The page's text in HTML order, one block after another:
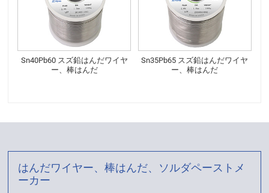
Sn40Pb60 スズ鉛はんだワイヤ
ー、棒はんだ
Sn35Pb65 スズ鉛はんだワイヤ
ー、棒はんだ
はんだワイヤー、棒はんだ、ソルダペーストメ
ーカー